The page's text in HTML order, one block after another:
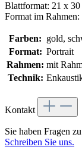
Blattformat: 21 x 30
Format im
Farben: gold,
Format: Portrait
Rahmen: mit
Technik:
Kontakt
Sie haben Fragen
Schreiben Sie uns.